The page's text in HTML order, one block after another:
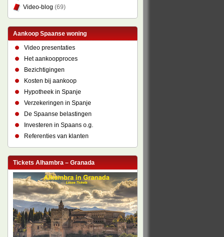
Video-blog (69)
Aankoop Spaanse woning
Video presentaties
Het aankoopproces
Bezichtigingen
Kosten bij aankoop
Hypotheek in Spanje
Verzekeringen in Spanje
De Spaanse belastingen
Investeren in Spaans o.g.
Referenties van klanten
Tickets Alhambra – Granada